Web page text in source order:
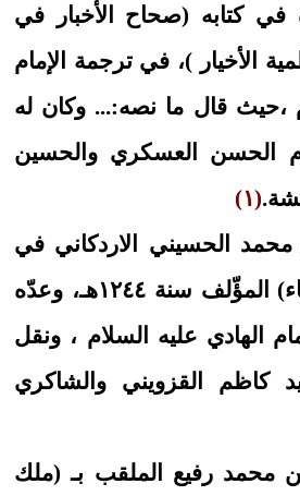
في كتابه (صحاح الأخبار في
الأخيار )، في ترجمة الإمام
،حيث قال ما نصه:... وكان له
الحسن العسكري والحسين
(١)
محمد الحسيني الاردكاني في
كتابه (شجرة الأولياء) المؤّلف سنة ١٢٤٤هـ، وعدّه
الهادي عليه السلام ، ونقل
كاظم القزويني والشاكري
محمد رفيع الملقب بـ (ملك